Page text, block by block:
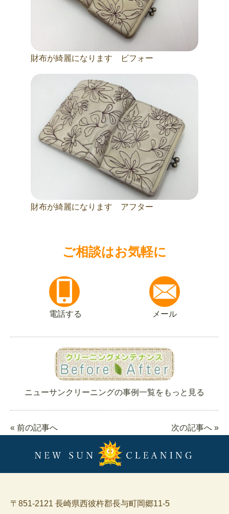
財布が綺麗になります ビフォー
財布が綺麗になります アフター
ご相談はお気軽に
電話する メール
ニューサンクリーニングの事例一覧をもっと見る
« 前の記事へ 次の記事へ »
〒851-2121 長崎県西彼杵郡長与町岡郷11-5